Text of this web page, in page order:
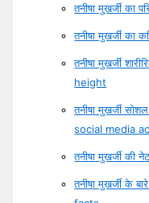
तनीषा मुखर्जी का
तनीषा मुखर्जी
तनीषा मुखर्जी
height
तनीषा मुखर्जी
social media
तनीषा मुखर्जी
तनीषा मुखर्जी के